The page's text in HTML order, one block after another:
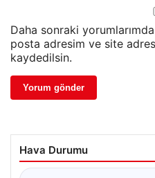
Daha sonraki
posta adresim ve site
kaydedilsin.
Hava Durumu